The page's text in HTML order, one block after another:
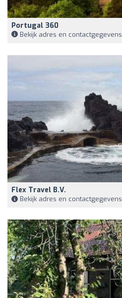
Portugal 360
Bekijk adres en contactgegevens
Flex Travel B.V.
Bekijk adres en contactgegevens